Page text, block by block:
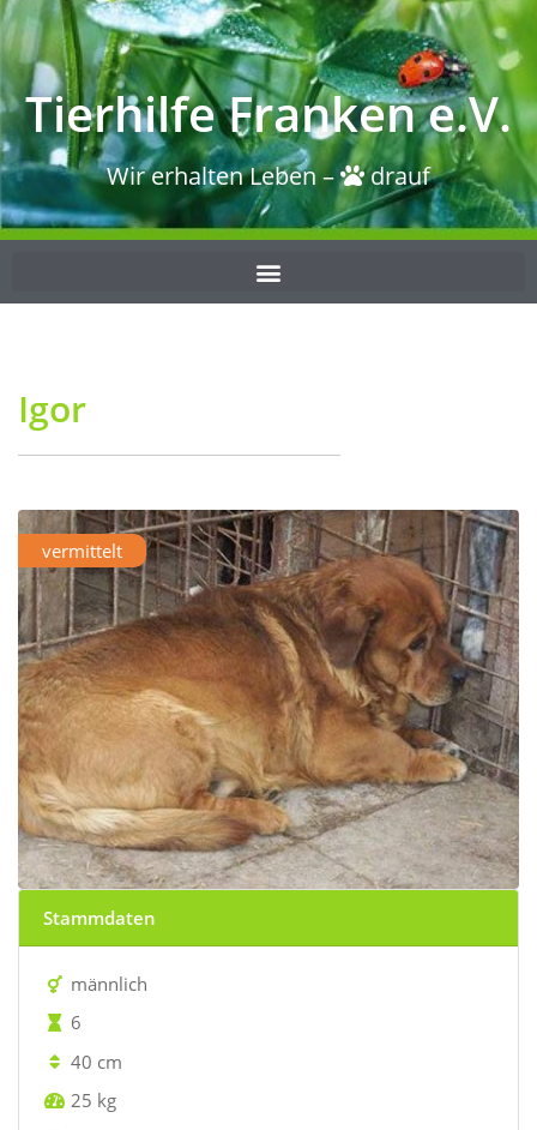
Tierhilfe Franken e.V.
Wir erhalten Leben – drauf
Igor
vermittelt
Stammdaten
männlich
6
40 cm
25 kg